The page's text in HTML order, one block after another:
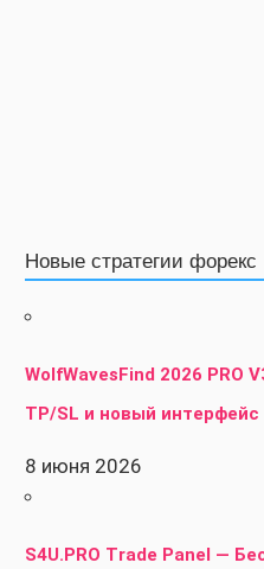
Новые стратегии форекс
WolfWavesFind 2026 PRO
TP/SL и новый интерфейс
8 июня 2026
S4U.PRO Trade Panel —